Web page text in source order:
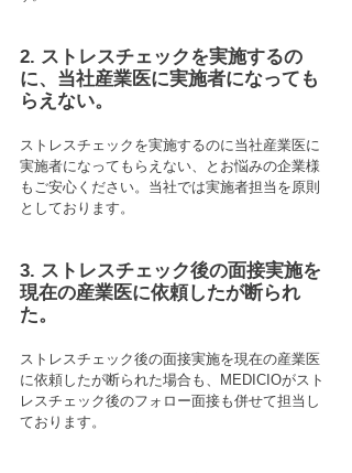
2. ストレスチェックを実施するの
に、当社産業医に実施者になっても
らえない。​
ストレスチェックを実施するのに当社産業医に
実施者になってもらえない、とお悩みの企業様
もご安心ください。当社では実施者担当を原則
としております。
3. ストレスチェック後の面接実施を
現在の産業医に依頼したが断られ
た。
​ストレスチェック後の面接実施を現在の産業医
に依頼したが断られた場合も、MEDICIOがスト
レスチェック後のフォロー面接も併せて担当し
ております。